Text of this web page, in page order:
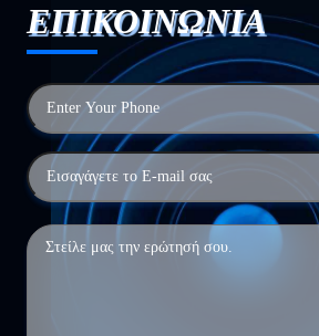
ΕΠΙΚΟΙΝΩΝΙΑ